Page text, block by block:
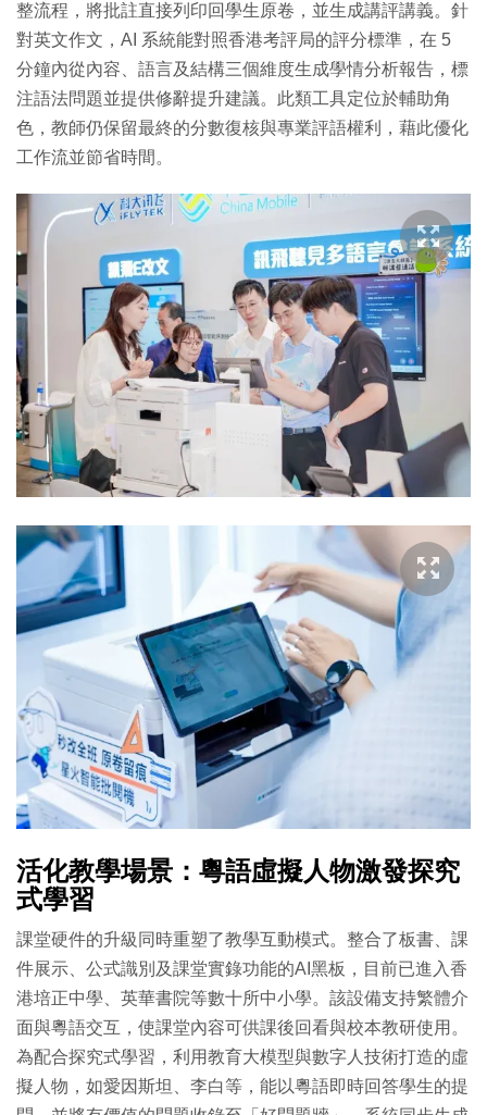
整流程，將批註直接列印回學生原卷，並生成講評講義。針
對英文作文，AI 系統能對照香港考評局的評分標準，在 5
分鐘內從內容、語言及結構三個維度生成學情分析報告，標
注語法問題並提供修辭提升建議。此類工具定位於輔助角
色，教師仍保留最終的分數復核與專業評語權利，藉此優化
工作流並節省時間。
活化教學場景：粵語虛擬人物激發探究
式學習
課堂硬件的升級同時重塑了教學互動模式。整合了板書、課
件展示、公式識別及課堂實錄功能的AI黑板，目前已進入香
港培正中學、英華書院等數十所中小學。該設備支持繁體介
面與粵語交互，使課堂內容可供課後回看與校本教研使用。
為配合探究式學習，利用教育大模型與數字人技術打造的虛
擬人物，如愛因斯坦、李白等，能以粵語即時回答學生的提